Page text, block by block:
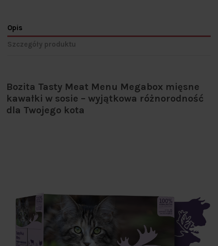
Opis
Szczegóły produktu
Bozita Tasty Meat Menu Megabox mięsne
kawałki w sosie – wyjątkowa różnorodność
dla Twojego kota